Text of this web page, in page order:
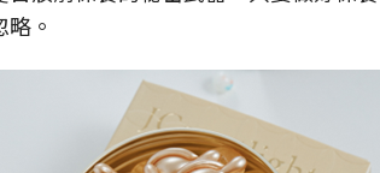
。